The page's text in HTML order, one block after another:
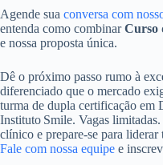
Agende sua conversa com
entenda como combinarCurso
e nossa proposta única.
Dê o próximo passo rumo à
diferenciado que o mercado
turma de dupla certificação em
Instituto Smile. Vagas
clínico e prepare-se para
Fale com nossa equipe e